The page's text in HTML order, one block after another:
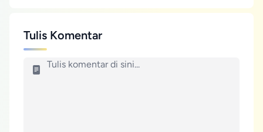
Tulis Komentar